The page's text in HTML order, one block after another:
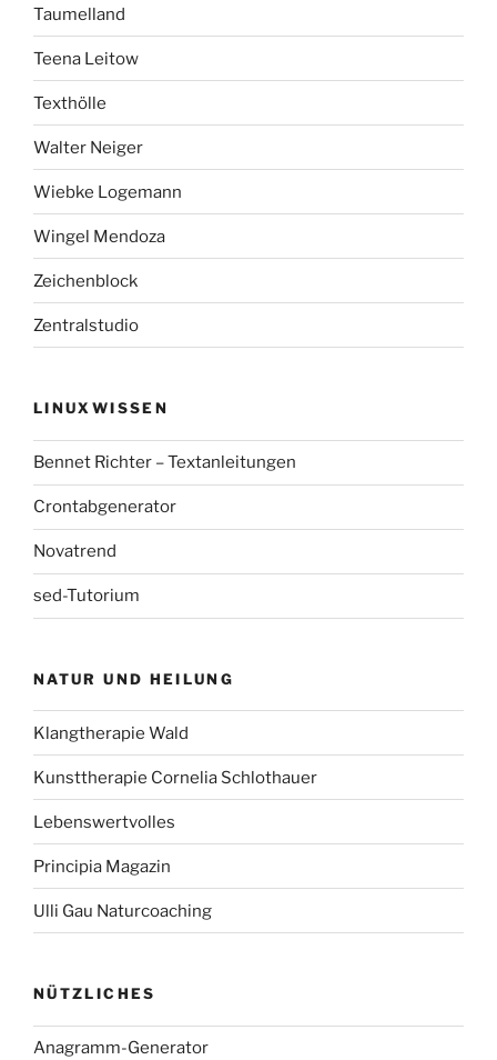
Taumelland
Teena Leitow
Texthölle
Walter Neiger
Wiebke Logemann
Wingel Mendoza
Zeichenblock
Zentralstudio
LINUXWISSEN
Bennet Richter – Textanleitungen
Crontabgenerator
Novatrend
sed-Tutorium
NATUR UND HEILUNG
Klangtherapie Wald
Kunsttherapie Cornelia Schlothauer
Lebenswertvolles
Principia Magazin
Ulli Gau Naturcoaching
NÜTZLICHES
Anagramm-Generator